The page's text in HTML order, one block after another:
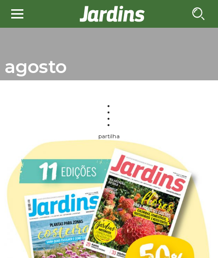
agosto
partilha